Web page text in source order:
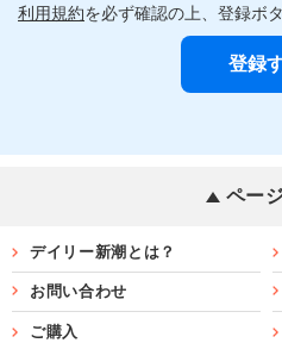
利用規約を必ず確認の上、登録ボ
ペー
デイリー新潮とは？
お問い合わせ
ご購入